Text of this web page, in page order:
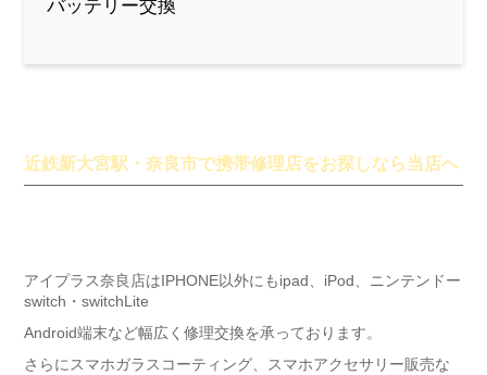
バッテリー交換
近鉄新大宮駅・奈良市で携帯修理店をお探しなら当店へ
アイプラス奈良店はIPHONE以外にもipad、iPod、ニンテンドー
switch・switchLite
Android端末など幅広く修理交換を承っております。
さらにスマホガラスコーティング、スマホアクセサリー販売な